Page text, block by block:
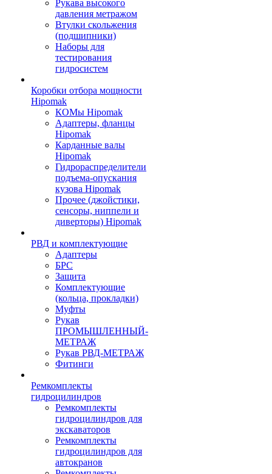
Рукава высокого
давления метражом
Втулки скольжения
(подшипники)
Наборы для
тестирования
гидросистем
Коробки отбора мощности
Hipomak
КОМы Hipomak
Адаптеры, фланцы
Hipomak
Карданные валы
Hipomak
Гидрораспределители
подъема-опускания
кузова Hipomak
Прочее (джойстики,
сенсоры, ниппели и
диверторы) Hipomak
РВД и комплектующие
Адаптеры
БРС
Защита
Комплектующие
(кольца, прокладки)
Муфты
Рукав
ПРОМЫШЛЕННЫЙ-
МЕТРАЖ
Рукав РВД-МЕТРАЖ
Фитинги
Ремкомплекты
гидроцилиндров
Ремкомплекты
гидроцилиндров для
экскаваторов
Ремкомплекты
гидроцилиндров для
автокранов